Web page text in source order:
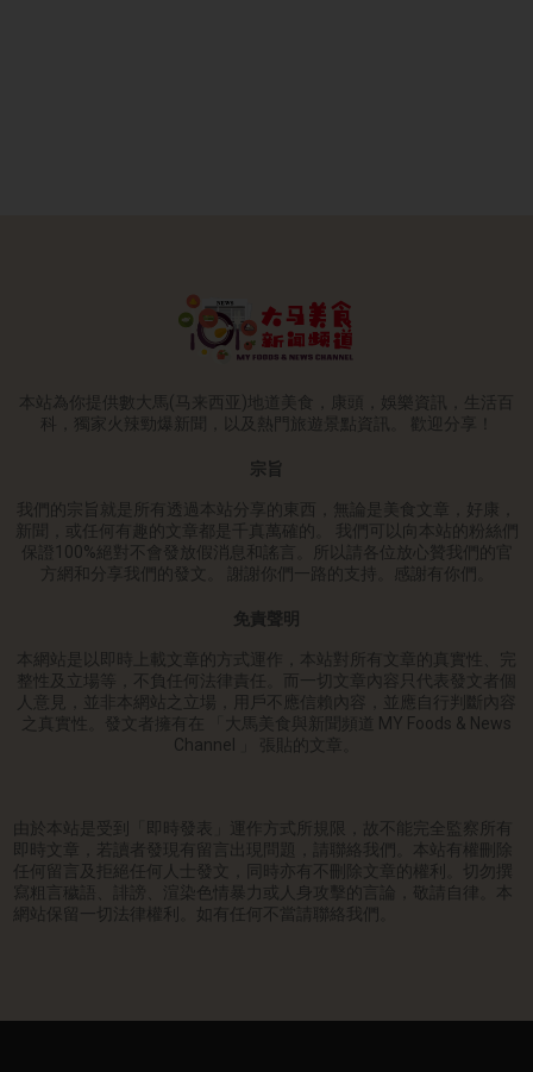
本站為你提供數大馬(马来西亚)地道美食，康頭，娛樂資訊，生活百
科，獨家火辣勁爆新聞，以及熱門旅遊景點資訊。 歡迎分享！
宗旨
我們的宗旨就是所有透過本站分享的東西，無論是美食文章，好康，
新聞，或任何有趣的文章都是千真萬確的。 我們可以向本站的粉絲們
保證100%絕對不會發放假消息和謠言。所以請各位放心贊我們的官
方網和分享我們的發文。 謝謝你們一路的支持。感謝有你們。
免責聲明
本網站是以即時上載文章的方式運作，本站對所有文章的真實性、完
整性及立場等，不負任何法律責任。而一切文章內容只代表發文者個
人意見，並非本網站之立場，用戶不應信賴內容，並應自行判斷內容
之真實性。發文者擁有在 「大馬美食與新聞頻道 MY Foods & News
Channel 」 張貼的文章。
由於本站是受到「即時發表」運作方式所規限，故不能完全監察所有
即時文章，若讀者發現有留言出現問題，請聯絡我們。本站有權刪除
任何留言及拒絕任何人士發文，同時亦有不刪除文章的權利。切勿撰
寫粗言穢語、誹謗、渲染色情暴力或人身攻擊的言論，敬請自律。本
網站保留一切法律權利。如有任何不當請聯絡我們。